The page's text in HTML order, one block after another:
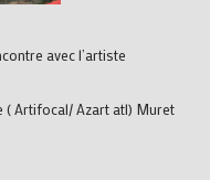
avec l’artiste
( Artifocal/ Azart atl) Muret